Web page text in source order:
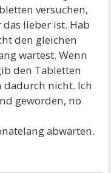
versuchen,
lieber ist. Hab
den gleichen
wartest. Wenn
den Tabletten
dadurch nicht. Ich
geworden, no
abwarten.